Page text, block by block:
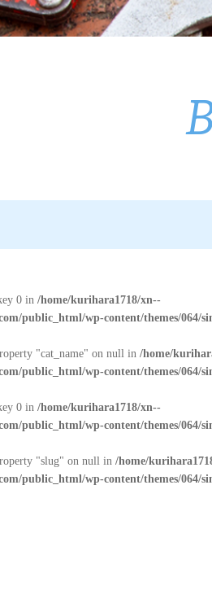
0 in/home/kurihara1718/xn--
public_html/wp-content/themes/064/
"cat_name" on null in/home/
public_html/wp-content/themes/064/
0 in/home/kurihara1718/xn--
public_html/wp-content/themes/064/
"slug" on null in/home/
public_html/wp-content/themes/064/